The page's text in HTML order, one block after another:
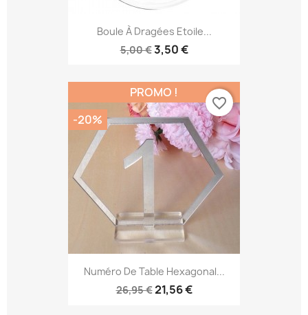
Boule À Dragées Etoile...
5,00 €3,50 €
Numéro De Table Hexagonal...
26,95 €21,56 €
PROMO !
-20%
favorite_border